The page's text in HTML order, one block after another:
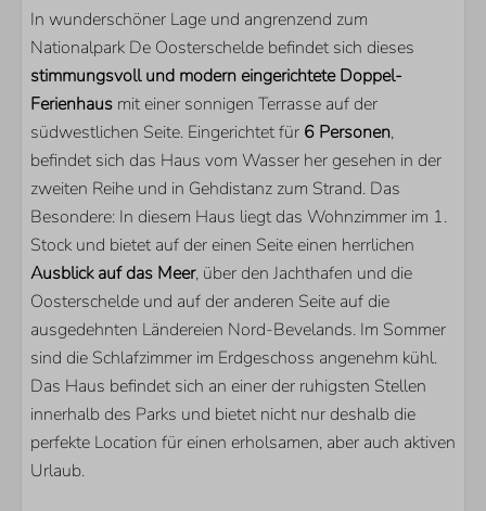
Doppelwaschbecken
Gästetoilette
AUSSENBEREICH
Parkplatz direkt am Haus
Garten
Teilweise umzäunter Garten
Terrasse
Balkon
KÜCHE
Kühlschrank
Senseo kaffeemachine
Caffissimo Kapsel Kaffeemaschine
Filterkaffeemaschine
Kombi-Mikrowelle
In wunderschöner Lage und angrenzend zum
Nationalpark De Oosterschelde befindet sich dieses
stimmungsvoll und modern eingerichtete Doppel-
Ferienhaus mit einer sonnigen Terrasse auf der
südwestlichen Seite. Eingerichtet für 6 Personen,
befindet sich das Haus vom Wasser her gesehen in der
zweiten Reihe und in Gehdistanz zum Strand. Das
Besondere: In diesem Haus liegt das Wohnzimmer im 1.
Stock und bietet auf der einen Seite einen herrlichen
Ausblick auf das Meer, über den Jachthafen und die
Oosterschelde und auf der anderen Seite auf die
ausgedehnten Ländereien Nord-Bevelands. Im Sommer
sind die Schlafzimmer im Erdgeschoss angenehm kühl.
Das Haus befindet sich an einer der ruhigsten Stellen
innerhalb des Parks und bietet nicht nur deshalb die
perfekte Location für einen erholsamen, aber auch aktiven
Urlaub.